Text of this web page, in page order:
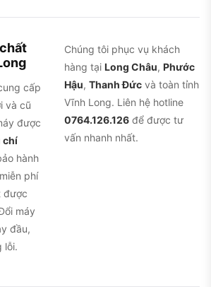
cấp
và cũ
được
chí
hành
phí
được
máy
đầu,
lỗi.
Chúng tôi phục vụ khách
hàng tại Long Châu, Phước
Hậu, Thanh Đức và toàn tỉnh
Vĩnh Long. Liên hệ hotline
0764.126.126 để được tư
vấn nhanh nhất.